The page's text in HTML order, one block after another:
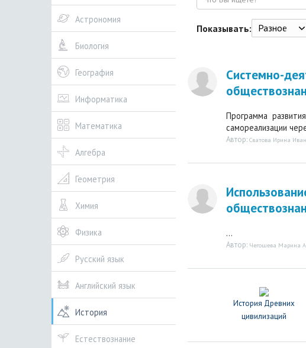
Астрономия
Биология
География
Информатика
Математика
Алгебра
Геометрия
Химия
Физика
Русский язык
Английский язык
История
Естествознание
Показывать: Разное
Системно-
Программа
самореализации
Автор: Сватова Ирина
...
Автор: Чегошева Марина
История Древних
цивилизаций